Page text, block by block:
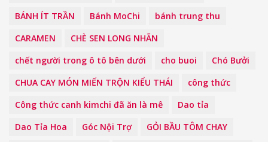
BÁNH ÍT TRẦN
Bánh MoChi
bánh trung thu
CARAMEN
CHÈ SEN LONG NHÃN
chết người trong ô tô bên dưới
cho buoi
Chó Bưởi
CHUA CAY MÓN MIẾN TRỘN KIỂU THÁI
công thức
Công thức canh kimchi đã ăn là mê
Dao tỉa
Dao Tỉa Hoa
Góc Nội Trợ
GỎI BẦU TÔM CHAY